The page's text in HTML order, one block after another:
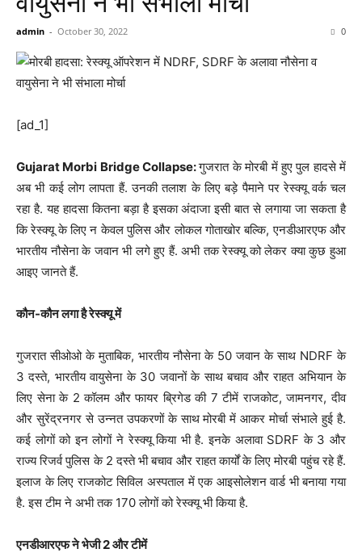
admin - October 30, 2022 0
[ad_1]
Gujarat Morbi Bridge Collapse:गुजरात के मोरबी में हुए पुल हादसे में
अब भी कई लोग लापता हैं. उनकी तलाश के लिए बड़े पैमाने पर रेस्क्यू वर्क चल
रहा है. यह हादसा कितना बड़ा है इसका अंदाजा इसी बात से लगाया जा सकता है
कि रेस्क्यू के लिए न केवल पुलिस और लोकल गोताखोर बल्कि, एनडीआरएफ और
भारतीय नौसेना के जवान भी लगे हुए हैं. अभी तक रेस्क्यू को लेकर क्या कुछ हुआ
आइए जानते हैं.
कौन-कौन लगा है रेस्क्यू में
गुजरात सीओओ के मुताबिक, भारतीय नौसेना के 50 जवान के साथ NDRF के
3 दस्ते, भारतीय वायुसेना के 30 जवानों के साथ बचाव और राहत अभियान के
लिए सेना के 2 कॉलम और फायर ब्रिगेड की 7 टीमें राजकोट, जामनगर, दीव
और सुरेंद्रनगर से उन्नत उपकरणों के साथ मोरबी में आकर मोर्चा संभाले हुई है.
कई लोगों को इन लोगों ने रेस्क्यू किया भी है. इनके अलावा SDRF के 3 और
राज्य रिजर्व पुलिस के 2 दस्ते भी बचाव और राहत कार्यों के लिए मोरबी पहुंच रहे हैं.
इलाज के लिए राजकोट सिविल अस्पताल में एक आइसोलेशन वार्ड भी बनाया गया
है. इस टीम ने अभी तक 170 लोगों को रेस्क्यू भी किया है.
एनडीआरएफ ने भेजी 2 और टीमें